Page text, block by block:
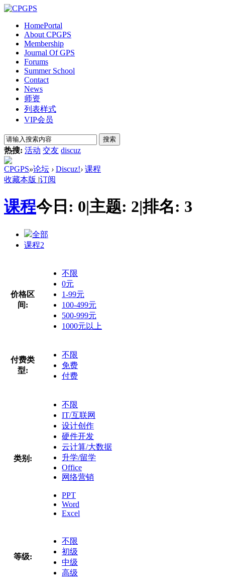
HomePortal
About CPGPS
Membership
Journal Of GPS
Forums
Summer School
Contact
News
师资
列表样式
VIP会员
搜索
热搜: 活动 交友 discuz
CPGPS»论坛 › Discuz!› 课程
收藏本版 |订阅
课程今日: 0|主题: 2|排名: 3
全部
课程2
价格区
间:
不限
0元
1-99元
100-499元
500-999元
1000元以上
付费类
型:
不限
免费
付费
类别:
不限
IT/互联网
设计创作
硬件开发
云计算/大数据
升学/留学
Office
网络营销
PPT
Word
Excel
等级:
不限
初级
中级
高级